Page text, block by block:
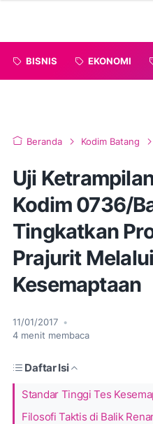
BISNIS EKONOMI
Beranda Kodim Batang
Uji
Kodim 0736/
Tingkatkan
Prajurit
Kesemaptaan
11/01/2017 •
4 menit membaca
Daftar Isi
Standar Tinggi Tes
Filosofi Taktis di Balik